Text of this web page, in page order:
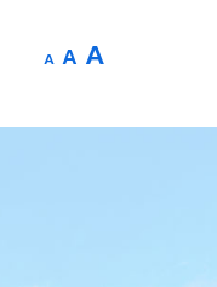
A Decrease
A Reset
size.
A
size.